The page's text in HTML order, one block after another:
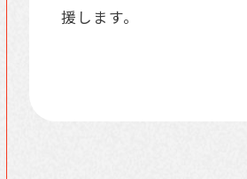
援します。